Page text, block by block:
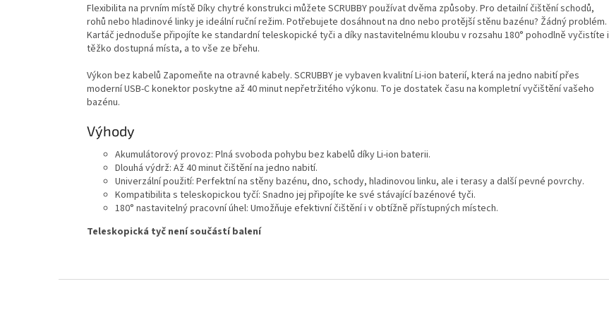
Flexibilita na prvním místě Díky chytré konstrukci můžete SCRUBBY používat dvěma způsoby. Pro detailní čištění schodů,
rohů nebo hladinové linky je ideální ruční režim. Potřebujete dosáhnout na dno nebo protější stěnu bazénu? Žádný problém.
Kartáč jednoduše připojíte ke standardní teleskopické tyči a díky nastavitelnému kloubu v rozsahu 180° pohodlně vyčistíte i
těžko dostupná místa, a to vše ze břehu.
Výkon bez kabelů Zapomeňte na otravné kabely. SCRUBBY je vybaven kvalitní Li-ion baterií, která na jedno nabití přes
moderní USB-C konektor poskytne až 40 minut nepřetržitého výkonu. To je dostatek času na kompletní vyčištění vašeho
bazénu.
Výhody
Akumulátorový provoz: Plná svoboda pohybu bez kabelů díky Li-ion baterii.
Dlouhá výdrž: Až 40 minut čištění na jedno nabití.
Univerzální použití: Perfektní na stěny bazénu, dno, schody, hladinovou linku, ale i terasy a další pevné povrchy.
Kompatibilita s teleskopickou tyčí: Snadno jej připojíte ke své stávající bazénové tyči.
180° nastavitelný pracovní úhel: Umožňuje efektivní čištění i v obtížně přístupných místech.
Teleskopická tyč není součástí balení